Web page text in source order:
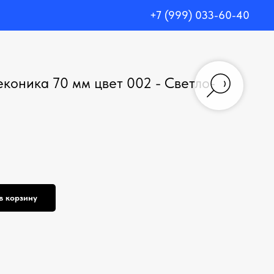
+7 (999) 033-60-40
70 мм цвет 002 - Cветло-
корзину